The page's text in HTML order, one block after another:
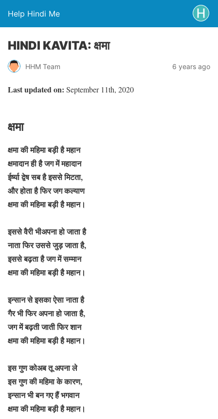
Help Hindi Me
HINDI KAVITA: क्षमा
HHM Team 6 years ago
Last updated on: September 11th, 2020
क्षमा
क्षमा की महिमा बड़ी है महान
क्षमादान ही है जग में महादान
ईर्ष्या द्वेष सब है इससे मिटता,
और होता है फिर जग कल्याण
क्षमा की महिमा बड़ी है महान।
इससे वैरी भीअपना हो जाता है
नाता फिर उससे जुड़ जाता है,
इससे बढ़ता है जग में सम्मान
क्षमा की महिमा बड़ी है महान।
इन्सान से इसका ऐसा नाता है
गैर भी फिर अपना हो जाता है,
जग में बढ़ती जाती फिर शान
क्षमा की महिमा बड़ी है महान।
इस गुण कोअब तू अपना ले
इस गुण की महिमा के कारण,
इन्सान भी बन गए हैं भगवान
क्षमा की महिमा बड़ी है महान।